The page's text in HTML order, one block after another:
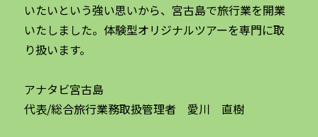
いたいという強い思いから、宮古島で旅行業を開業
いたしました。体験型オリジナルツアーを専門に取
り扱います。
アナタビ宮古島
代表/総合旅行業務取扱管理者 愛川 直樹